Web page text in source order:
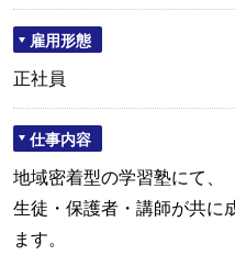
雇用形態
正社員
仕事内容
地域密着型の学習塾にて、
生徒・保護者・講師が共に
ます。